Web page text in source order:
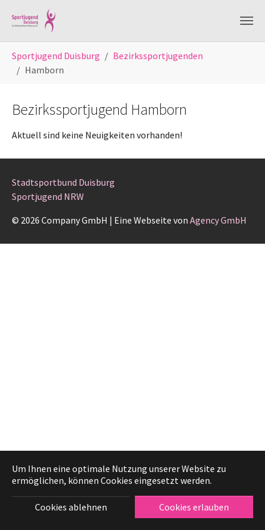
Um Ihnen eine optimale Nutzung unserer Website zu
ermöglichen, können Cookies eingesetzt werden.
Cookies ablehnen Cookies erlauben
Skip to main content
Sportjugend Duisburg
Bezirkssportjugenden
Hamborn
Bezirkssportjugend Hamborn
Aktuell sind keine Neuigkeiten vorhanden!
Stadtsportbund Duisburg
Sportjugend NRW
© 2026 Company GmbH | Eine Webseite von Agency GmbH